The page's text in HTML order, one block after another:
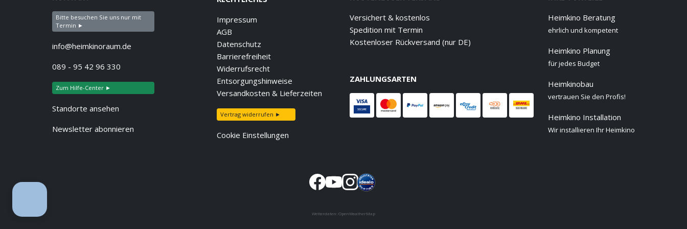
Bitte besuchen Sie uns nur mit
Termin ►
info@heimkinoraum.de
089 - 95 42 96 330
Zum Hilfe-Center ►
Standorte ansehen
Newsletter abonnieren
Impressum
AGB
Datenschutz
Barrierefreiheit
Widerrufsrecht
Entsorgungshinweise
Versandkosten & Lieferzeiten
Vertrag widerrufen ►
Cookie Einstellungen
Versichert & kostenlos
Spedition mit Termin
Kostenloser Rückversand (nur DE)
ZAHLUNGSARTEN
Heimkino Beratung
ehrlich und kompetent
Heimkino Planung
für jedes Budget
Heimkinobau
vertrauen Sie den Profis!
Heimkino Installation
Wir installieren Ihr Heimkino
Wetterdaten: OpenWeatherMap